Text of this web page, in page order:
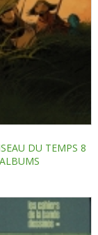
DU TEMPS 8